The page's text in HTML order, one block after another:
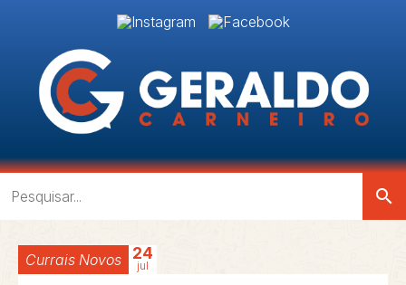
search
Currais Novos 24
jul